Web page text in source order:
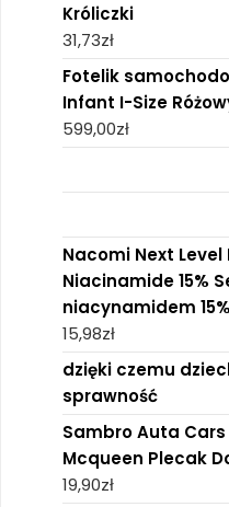
Króliczki
31,73zł
Fotelik
Infant I-Size
599,00zł
Nacomi Next Level
Niacinamide 15%
niacynamidem
15,98zł
dzięki czemu
sprawność
Sambro Auta Cars
Mcqueen Plecak
19,90zł